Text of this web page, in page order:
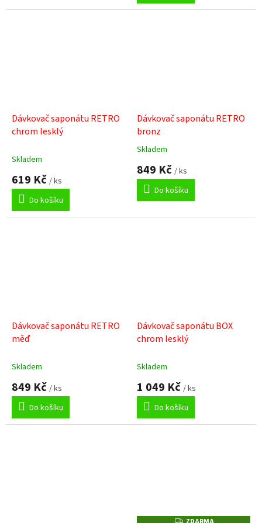
5
Dávkovač saponátu RETRO
chrom lesklý
Skladem
619 Kč / ks
Do košíku
Dávkovač saponátu RETRO
bronz
Průměrné
hodnocení
produktu
3,0
5
Skladem
849 Kč / ks
Do košíku
Dávkovač saponátu RETRO
měď
Skladem
849 Kč / ks
Do košíku
Dávkovač saponátu BOX
chrom lesklý
Skladem
1 049 Kč / ks
Do košíku
Z